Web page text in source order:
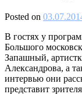
Posted on
В гостях у
Большого
Запашный,
Александрова, а
интервью они
представит